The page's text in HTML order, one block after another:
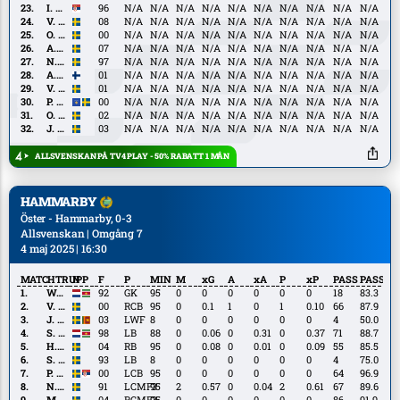
Adjei
I.
Kričak
I. Kričak 96 N/A N/A N/A N/A N/A N/A N/A N/A N/A
N/A
V.
Lind
V. Lind 08 N/A N/A N/A N/A N/A N/A N/A N/A N/A
N/A
O.
Gabrielsson
O. Gabrielsson 00 N/A N/A N/A N/A N/A N/A N/A N/A N/A
N/A
A.
Shakir
A. Shakir 07 N/A N/A N/A N/A N/A N/A N/A N/A N/A
N/A
N.
Söderberg
N. Söderberg 97 N/A N/A N/A N/A N/A N/A N/A N/A N/A
N/A
A.
Suhonen
A. Suhonen 01 N/A N/A N/A N/A N/A N/A N/A N/A N/A
N/A
V.
George
Poppler
V. George Poppler 01 N/A N/A N/A N/A N/A N/A N/A N/A N/A
N/A
P.
Sejdiu
P. Sejdiu 00 N/A N/A N/A N/A N/A N/A N/A N/A N/A
N/A
O.
Uddenäs
O. Uddenäs 02 N/A N/A N/A N/A N/A N/A N/A N/A N/A
N/A
J.
Persson
J. Voelkerling Persson 03 N/A N/A N/A N/A N/A N/A N/A N/A N/A N/A
ALLSVENSKAN PÅ TV4 PLAY - 50% RABATT 1 MÅN
HAMMARBY
Öster - Hammarby, 0-3
Allsvenskan | Omgång 7
4 maj 2025 | 16:30
MATCHTRUPP
N F P MIN M xG A xA P xP PASSPASS%
W.
Hahn
W. Hahn 92 GK 95 0 0 0 0 0 0 18
83.3
V.
Eriksson
V. Eriksson 00 RCB 95 0 0.1 1 0 1 0.10 66
87.9
J.
Karlsson
J. Karlsson 03 LWF 8 0 0 0 0 0 0 4
50.0
S.
Pinas
S. Pinas 98 LB 88 0 0.06 0 0.31 0 0.37 71
88.7
H.
Skoglund
H. Skoglund 04 RB 95 0 0.08 0 0.01 0 0.09 55
85.5
S.
Strand
S. Strand 93 LB 8 0 0 0 0 0 0 4
75.0
P.
Vagić
P. Vagić 00 LCB 95 0 0 0 0 0 0 64
96.9
N.N. Besara 91 LCMF3
95 2 0.57 0 0.04 2 0.61 67
89.6